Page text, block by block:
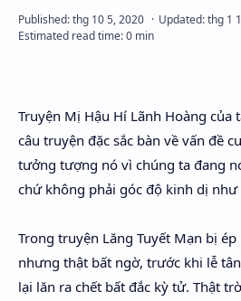
Hidden Menu
Hidden Menu
Truyện Mị Hậu Hí Lãnh Hoàng của
câu truyện đặc sắc bàn về vấn đề
tưởng tượng nó vì chúng ta đang
chứ không phải góc độ kinh dị như
Trong truyện Lăng Tuyết Mạn bị
nhưng thật bất ngờ, trước khi lễ
lại lăn ra chết bất đắc kỳ tử. Thật